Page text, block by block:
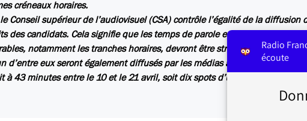
créneaux horaires.
Conseil supérieur de l’audiovisuel (CSA) contrôle l’égalité de la diffusion
des candidats. Cela signifie que les temps de parole et d’antenne dans
notamment les tranches horaires, devront être strictement identiques
d’entre eux seront également diffusés par les médias audiovisuels
à 43 minutes entre le 10 et le 21 avril, soit dix spots d’une minute trente
Radio
écoute